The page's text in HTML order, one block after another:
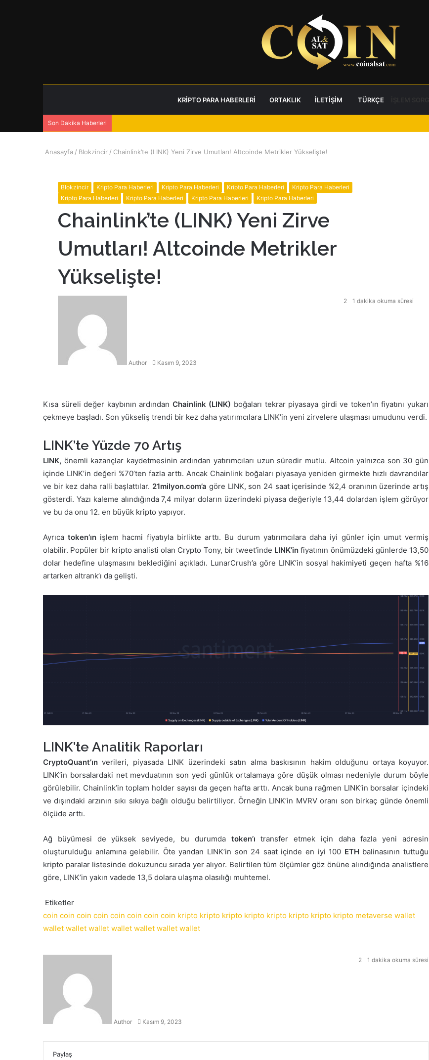
KRIPTO PARA HABERLERI ORTAKLIK İLETIŞIM TÜRKÇE
Son Dakika Haberleri
Anasayfa / Blokzincir / Chainlink’te (LINK) Yeni Zirve Umutları! Altcoinde Metrikler Yükselişte!
Blokzincir Kripto Para Haberleri Kripto Para Haberleri Kripto Para Haberleri
Kripto Para Haberleri
Kripto Para Haberleri
Kripto Para Haberleri Kripto Para Haberleri Kripto Para Haberleri
Chainlink’te (LINK) Yeni Zirve
Umutları! Altcoinde Metrikler
Yükselişte!
Author Kasım 9, 2023
2 1 dakika okuma süresi
Kısa süreli değer kaybının ardından Chainlink (LINK) boğaları tekrar piyasaya girdi ve token’ın fiyatını yukarı
çekmeye başladı. Son yükseliş trendi bir kez daha yatırımcılara LINK’in yeni zirvelere ulaşması umudunu verdi.
LINK’te Yüzde 70 Artış
LINK, önemli kazançlar kaydetmesinin ardından yatırımcıları uzun süredir mutlu. Altcoin yalnızca son 30 gün
içinde LINK’in değeri %70’ten fazla arttı. Ancak Chainlink boğaları piyasaya yeniden girmekte hızlı davrandılar
ve bir kez daha ralli başlattılar. 21milyon.com’a göre LINK, son 24 saat içerisinde %2,4 oranının üzerinde artış
gösterdi. Yazı kaleme alındığında 7,4 milyar doların üzerindeki piyasa değeriyle 13,44 dolardan işlem görüyor
ve bu da onu 12. en büyük kripto yapıyor.
Ayrıcatoken’ın işlem hacmi fiyatıyla birlikte arttı. Bu durum yatırımcılara daha iyi günler için umut vermiş
olabilir. Popüler bir kripto analisti olan Crypto Tony, bir tweet’inde LINK’in fiyatının önümüzdeki günlerde 13,50
dolar hedefine ulaşmasını beklediğini açıkladı. LunarCrush’a göre LINK’in sosyal hakimiyeti geçen hafta %16
artarken altrank’ı da gelişti.
LINK’te Analitik Raporları
CryptoQuant’ın verileri, piyasada LINK üzerindeki satın alma baskısının hakim olduğunu ortaya koyuyor.
LINK’in borsalardaki net mevduatının son yedi günlük ortalamaya göre düşük olması nedeniyle durum böyle
görülebilir. Chainlink’in toplam holder sayısı da geçen hafta arttı. Ancak buna rağmen LINK’in borsalar içindeki
ve dışındaki arzının sıkı sıkıya bağlı olduğu belirtiliyor. Örneğin LINK’in MVRV oranı son birkaç günde önemli
ölçüde arttı.
Ağ büyümesi de yüksek seviyede, bu durumda token’ı transfer etmek için daha fazla yeni adresin
oluşturulduğu anlamına gelebilir. Öte yandan LINK’in son 24 saat içinde en iyi 100 ETH balinasının tuttuğu
kripto paralar listesinde dokuzuncu sırada yer alıyor. Belirtilen tüm ölçümler göz önüne alındığında analistlere
göre, LINK’in yakın vadede 13,5 dolara ulaşma olasılığı muhtemel.
Etiketler
coin coin coin coin coin coin coin coin kripto kripto kripto kripto kripto kripto kripto kripto metaverse wallet
wallet wallet wallet wallet wallet wallet wallet
Author Kasım 9, 2023
2 1 dakika okuma süresi
Paylaş